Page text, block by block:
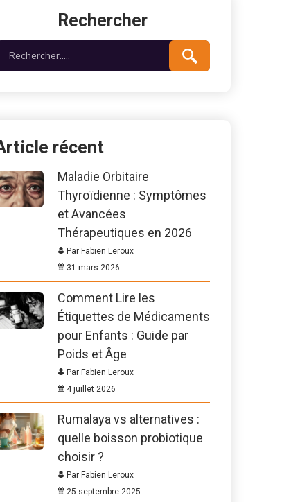
Rechercher
récent
Maladie Orbitaire
Thyroïdienne : Symptômes
et Avancées
Thérapeutiques en 2026
Par Fabien Leroux
31 mars 2026
Comment Lire les
Étiquettes de Médicaments
pour Enfants : Guide par
Poids et Âge
Par Fabien Leroux
4 juillet 2026
Rumalaya vs alternatives :
quelle boisson probiotique
choisir ?
Par Fabien Leroux
25 septembre 2025